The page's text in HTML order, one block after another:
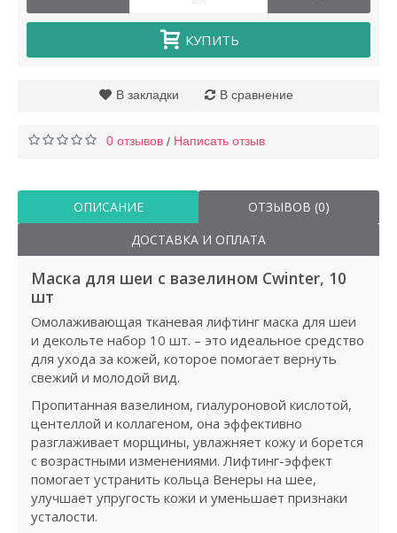
КУПИТЬ
В закладки В сравнение
0 отзывов / Написать отзыв
ОПИСАНИЕ
ОТЗЫВОВ (0)
ДОСТАВКА И ОПЛАТА
Маска для шеи с вазелином Cwinter, 10
шт
Омолаживающая тканевая лифтинг маска для шеи
и декольте набор 10 шт. – это идеальное средство
для ухода за кожей, которое помогает вернуть
свежий и молодой вид.
Пропитанная вазелином, гиалуроновой кислотой,
центеллой и коллагеном, она эффективно
разглаживает морщины, увлажняет кожу и борется
с возрастными изменениями. Лифтинг-эффект
помогает устранить кольца Венеры на шее,
улучшает упругость кожи и уменьшает признаки
усталости.